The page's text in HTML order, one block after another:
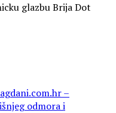
glazbu Brija Dot
–
odmora i